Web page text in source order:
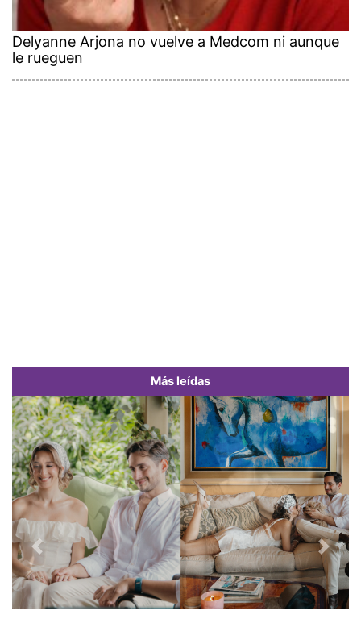
Delyanne Arjona no vuelve a Medcom ni aunque
le rueguen
Más leídas
Previous Next